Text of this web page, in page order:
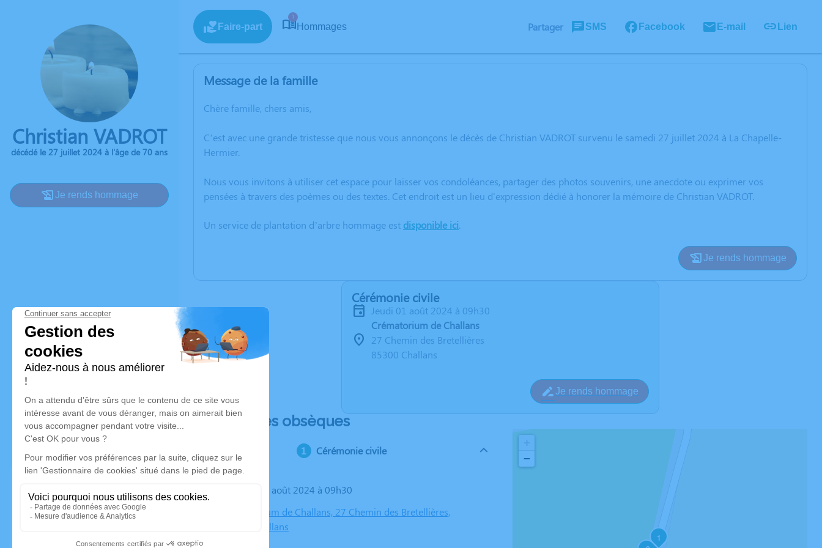
Christian VADROT
décédé le 27 juillet 2024 à l'âge de 70 ans
Je rends hommage
Faire-part
1
Hommages Partager SMS Facebook E-mail Lien
Message de la famille
Chère famille, chers amis,
C’est avec une grande tristesse que nous vous annonçons le décès de Christian VADROT survenu le samedi 27 juillet 2024 à La Chapelle-
Hermier.
Nous vous invitons à utiliser cet espace pour laisser vos condoléances, partager des photos souvenirs, une anecdote ou exprimer vos
pensées à travers des poèmes ou des textes. Cet endroit est un lieu d'expression dédié à honorer la mémoire de Christian VADROT.
Un service de plantation d’arbre hommage est disponible ici.
Je rends hommage
Cérémonie civile
jeudi 01 août 2024 à 09h30
Crématorium de Challans
27 Chemin des Bretellières
85300 Challans
Je rends hommage
Déroulé des obsèques
Cérémonie civile
Le jeudi 01 août 2024 à 09h30
Crématorium de Challans, 27 Chemin des Bretellières,
85300 Challans
1
−